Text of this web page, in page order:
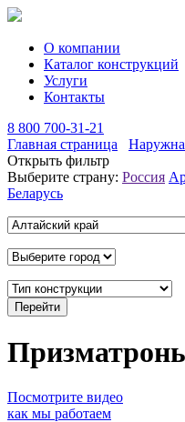
О компании
Каталог конструкций
Услуги
Контакты
8 800 700-31-21
Главная страница
Открыть фильтр
Выберите страну: Россия
Беларусь
Посмотрите видео
как мы работаем